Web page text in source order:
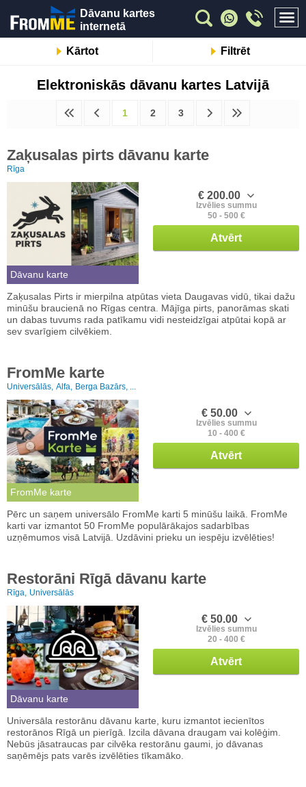
Dāvanu kartes
internetā
Kārtot Filtrēt
Elektroniskās dāvanu kartes Latvijā
1 2 3
Zaķusalas pirts dāvanu karte
Rīga
Dāvanu karte
€ 200.00
Izvēlies summu
50 - 500 €
Atvērt
Zaķusalas Pirts ir mierpilna atpūtas vieta Daugavas vidū, tikai dažu
minūšu braucienā no Rīgas centra. Mājīga pirts, panorāmas skati
un dabas tuvums rada patīkamu vidi nesteidzīgai atpūtai kopā ar
sev svarīgiem cilvēkiem.
FromMe karte
Universālās, Alfa, Berga Bazārs, ...
FromMe karte
€ 50.00
Izvēlies summu
10 - 400 €
Atvērt
Pērc un saņem universālo FromMe karti 5 minūšu laikā. FromMe
karti var izmantot 50 FromMe populārākajos sadarbības
uzņēmumos visā Latvijā. Uzdāvini prieku un iespēju izvēlēties!
Restorāni Rīgā dāvanu karte
Rīga, Universālās
Dāvanu karte
€ 50.00
Izvēlies summu
20 - 400 €
Atvērt
Universāla restorānu dāvanu karte, kuru izmantot iecienītos
restorānos Rīgā un pierīgā. Izcila dāvana draugam vai kolēģim.
Nebūs jāsatraucas par cilvēka restorānu gaumi, jo dāvanas
saņēmējs pats varēs izvēlēties tīkamāko.